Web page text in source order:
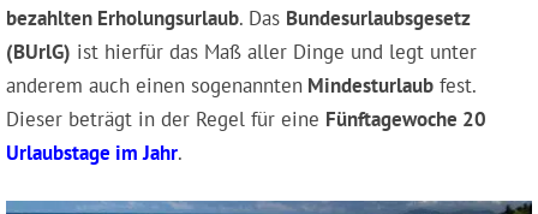
bezahlten Erholungsurlaub. Das Bundesurlaubsgesetz
(BUrlG) ist hierfür das Maß aller Dinge und legt unter
anderem auch einen sogenannten Mindesturlaub fest.
Dieser beträgt in der Regel für eine Fünftagewoche 20
Urlaubstage im Jahr.